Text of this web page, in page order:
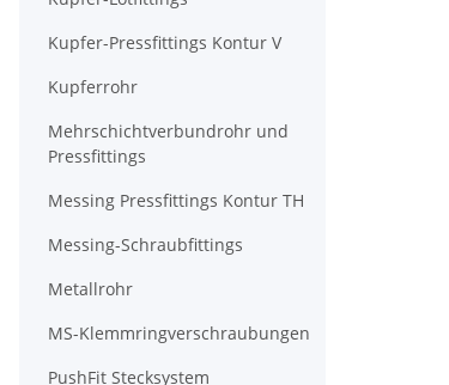
Kupfer-Pressfittings Kontur V
Kupferrohr
Mehrschichtverbundrohr und
Pressfittings
Messing Pressfittings Kontur TH
Messing-Schraubfittings
Metallrohr
MS-Klemmringverschraubungen
PushFit Stecksystem